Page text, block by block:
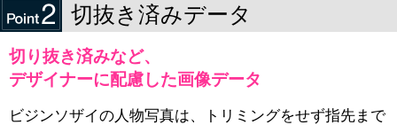
切抜き済みデータ
切り抜き済みなど、
デザイナーに配慮した画像データ
ビジンソザイの人物写真は、トリミングをせず指先まで